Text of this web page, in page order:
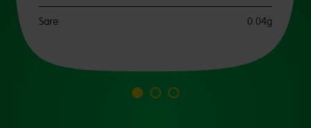
Sare 0.04g
MergiMergiMergi